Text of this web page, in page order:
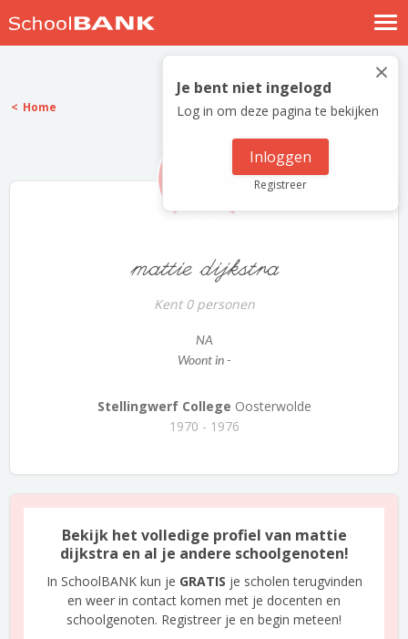
Nostalgische verhalen
Log in
Meld je gratis aan
×
Je bent niet ingelogd
Log in om deze pagina te bekijken
Inloggen
Registreer
Home
mattie dijkstra
Kent 0 personen
NA
Woont in -
Stellingwerf College Oosterwolde
1970 - 1976
Bekijk het volledige profiel van mattie
dijkstra en al je andere schoolgenoten!
In SchoolBANK kun je GRATIS je scholen terugvinden
en weer in contact komen met je docenten en
schoolgenoten. Registreer je en begin meteen!